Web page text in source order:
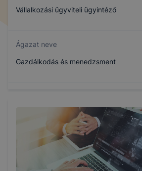
Vállalkozási ügyviteli ügyintéző
Ágazat neve
Gazdálkodás és menedzsment
Képzés időtartama
2 év